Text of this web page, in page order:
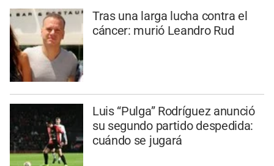
Tras una larga lucha contra el
cáncer: murió Leandro Rud
Luis “Pulga” Rodríguez anunció
su segundo partido despedida:
cuándo se jugará